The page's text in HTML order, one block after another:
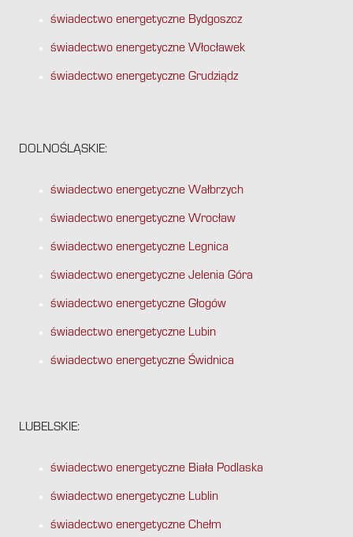
świadectwo energetyczne Bydgoszcz
świadectwo energetyczne Włocławek
świadectwo energetyczne Grudziądz
DOLNOŚLĄSKIE:
świadectwo energetyczne Wałbrzych
świadectwo energetyczne Wrocław
świadectwo energetyczne Legnica
świadectwo energetyczne Jelenia Góra
świadectwo energetyczne Głogów
świadectwo energetyczne Lubin
świadectwo energetyczne Świdnica
LUBELSKIE:
świadectwo energetyczne Biała Podlaska
świadectwo energetyczne Lublin
świadectwo energetyczne Chełm